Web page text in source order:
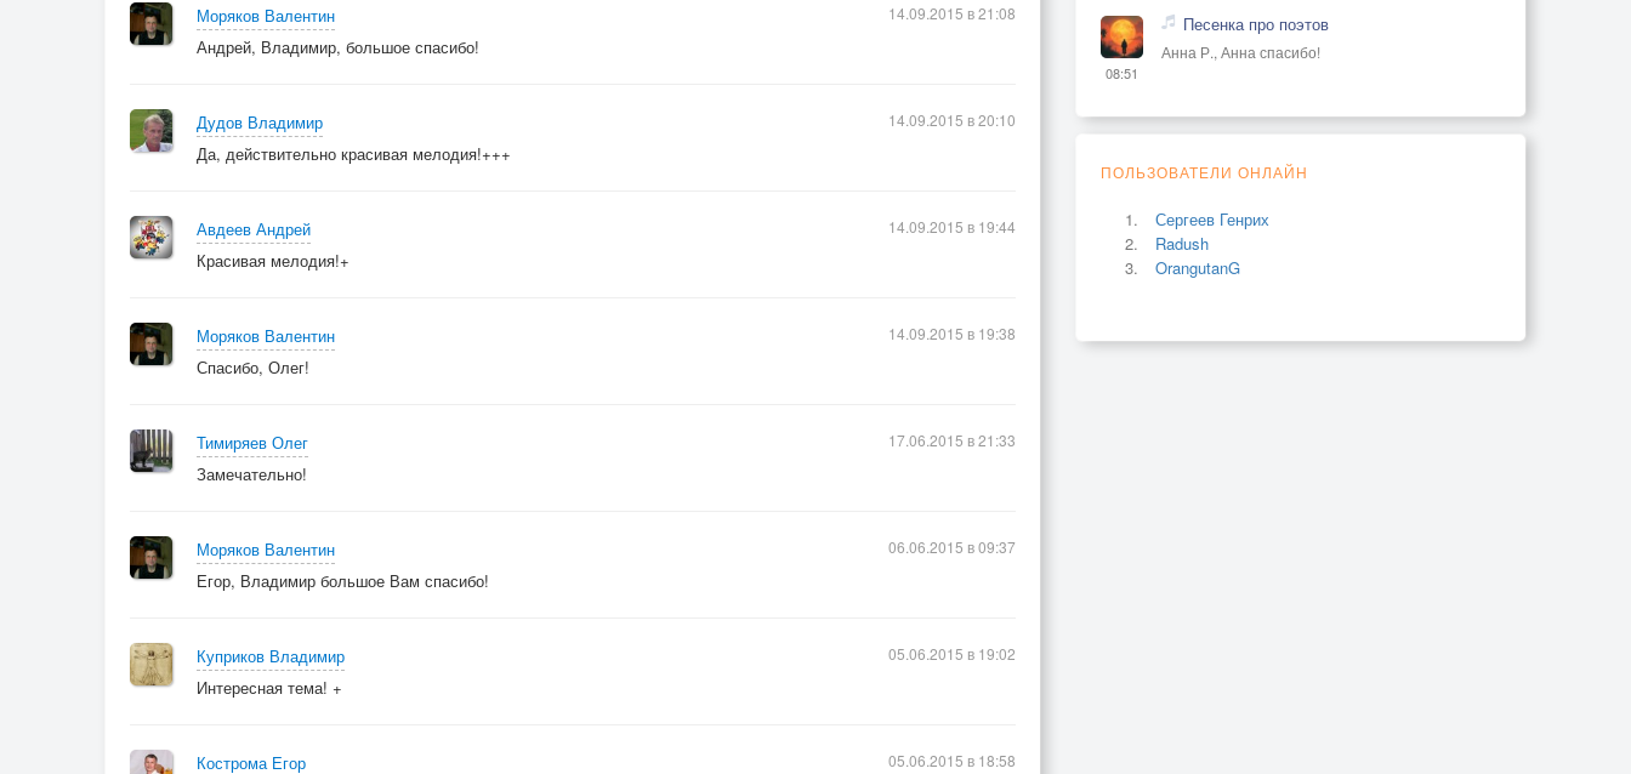
Моряков Валентин
Андрей, Владимир, большое спасибо!
14.09.2015 в 21:08
Дудов Владимир
Да, действительно красивая мелодия!+++
14.09.2015 в 20:10
Авдеев Андрей
Красивая мелодия!+
14.09.2015 в 19:44
Моряков Валентин
Спасибо, Олег!
14.09.2015 в 19:38
Тимиряев Олег
Замечательно!
17.06.2015 в 21:33
Моряков Валентин
Егор, Владимир большое Вам спасибо!
06.06.2015 в 09:37
Куприков Владимир
Интересная тема! +
05.06.2015 в 19:02
Кострома Егор
05.06.2015 в 18:58
08:51
Песенка про поэтов
Анна Р., Анна спасибо!
ПОЛЬЗОВАТЕЛИ ОНЛАЙН
Сергеев Генрих
Radush
OrangutanG